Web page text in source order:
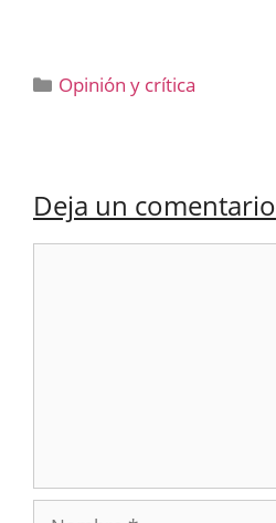
Categorías
Opinión y crítica
Deja un comentario
Nombre